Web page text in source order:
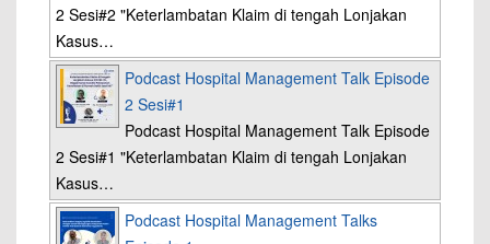
2 Sesi#2 "Keterlambatan Klaim di tengah Lonjakan
Kasus…
Podcast Hospital Management Talk Episode
2 Sesi#1
Podcast Hospital Management Talk Episode
2 Sesi#1 "Keterlambatan Klaim di tengah Lonjakan
Kasus…
Podcast Hospital Management Talks